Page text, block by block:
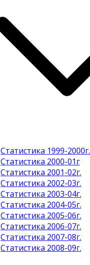
Статистика 1999-2000г.
Статистика 2000-01г
Статистика 2001-02г.
Статистика 2002-03г.
Статистика 2003-04г.
Статистика 2004-05г.
Статистика 2005-06г.
Статистика 2006-07г.
Статистика 2007-08г.
Статистика 2008-09г.